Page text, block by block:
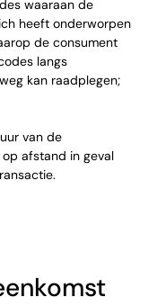
waaraan de
heeft onderworpen
de consument
langs
kan raadplegen;
van de
afstand in geval